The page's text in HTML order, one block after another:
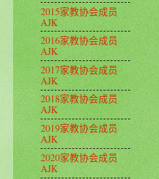
2015家教协会成员
AJK
2016家教协会成员
AJK
2017家教协会成员
AJK
2018家教协会成员
AJK
2019家教协会成员
AJK
2020家教协会成员
AJK